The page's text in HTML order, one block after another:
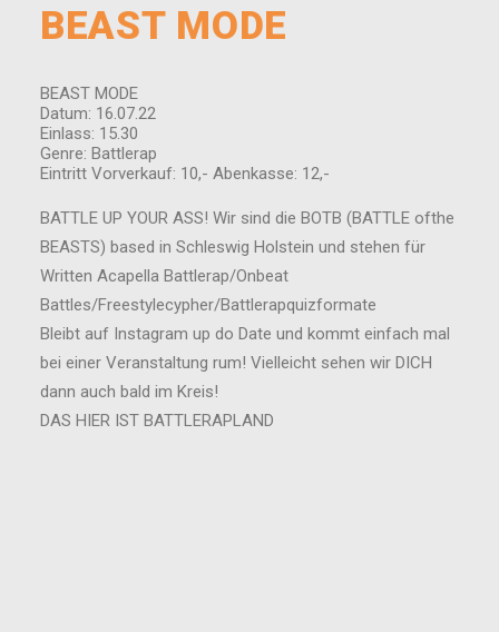
BEAST MODE
BEAST MODE
Datum: 16.07.22
Einlass: 15.30
Genre: Battlerap
Eintritt Vorverkauf: 10,- Abenkasse: 12,-
BATTLE UP YOUR ASS! Wir sind die BOTB (BATTLE ofthe
BEASTS) based in Schleswig Holstein und stehen für
Written Acapella Battlerap/Onbeat
Battles/Freestylecypher/Battlerapquizformate
Bleibt auf Instagram up do Date und kommt einfach mal
bei einer Veranstaltung rum! Vielleicht sehen wir DICH
dann auch bald im Kreis!
DAS HIER IST BATTLERAPLAND